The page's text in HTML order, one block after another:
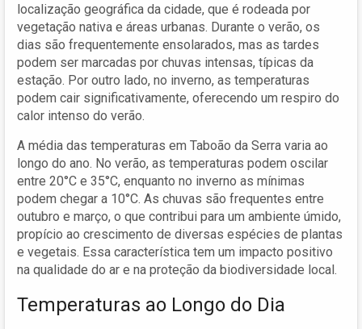
localização geográfica da cidade, que é rodeada por
vegetação nativa e áreas urbanas. Durante o verão, os
dias são frequentemente ensolarados, mas as tardes
podem ser marcadas por chuvas intensas, típicas da
estação. Por outro lado, no inverno, as temperaturas
podem cair significativamente, oferecendo um respiro do
calor intenso do verão.
A média das temperaturas em Taboão da Serra varia ao
longo do ano. No verão, as temperaturas podem oscilar
entre 20°C e 35°C, enquanto no inverno as mínimas
podem chegar a 10°C. As chuvas são frequentes entre
outubro e março, o que contribui para um ambiente úmido,
propício ao crescimento de diversas espécies de plantas
e vegetais. Essa característica tem um impacto positivo
na qualidade do ar e na proteção da biodiversidade local.
Temperaturas ao Longo do Dia